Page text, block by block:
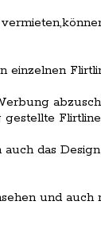
einzelnen
das
und auch